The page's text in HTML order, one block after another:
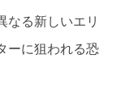
なる新しいエリ
ーに狙われる恐